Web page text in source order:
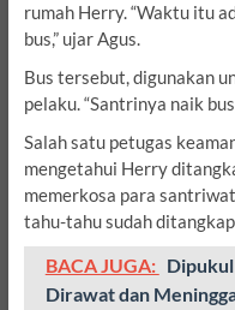
rumah Herry. “Waktu itu
bus,” ujar Agus.
Bus tersebut, digunakan
pelaku. “Santrinya naik
Salah satu petugas
mengetahui Herry
memerkosa para
tahu-tahu sudah
BACA JUGA:
Dirawat dan